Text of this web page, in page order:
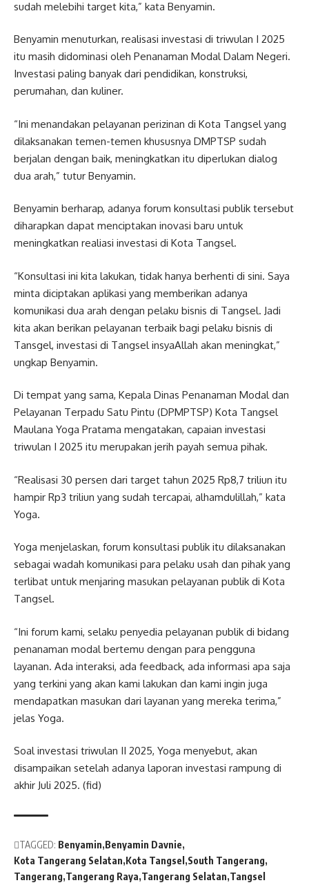
sudah melebihi target kita,” kata Benyamin.
Benyamin menuturkan, realisasi investasi di triwulan I 2025
itu masih didominasi oleh Penanaman Modal Dalam Negeri.
Investasi paling banyak dari pendidikan, konstruksi,
perumahan, dan kuliner.
“Ini menandakan pelayanan perizinan di Kota Tangsel yang
dilaksanakan temen-temen khususnya DMPTSP sudah
berjalan dengan baik, meningkatkan itu diperlukan dialog
dua arah,” tutur Benyamin.
Benyamin berharap, adanya forum konsultasi publik tersebut
diharapkan dapat menciptakan inovasi baru untuk
meningkatkan realiasi investasi di Kota Tangsel.
“Konsultasi ini kita lakukan, tidak hanya berhenti di sini. Saya
minta diciptakan aplikasi yang memberikan adanya
komunikasi dua arah dengan pelaku bisnis di Tangsel. Jadi
kita akan berikan pelayanan terbaik bagi pelaku bisnis di
Tansgel, investasi di Tangsel insyaAllah akan meningkat,”
ungkap Benyamin.
Di tempat yang sama, Kepala Dinas Penanaman Modal dan
Pelayanan Terpadu Satu Pintu (DPMPTSP) Kota Tangsel
Maulana Yoga Pratama mengatakan, capaian investasi
triwulan I 2025 itu merupakan jerih payah semua pihak.
“Realisasi 30 persen dari target tahun 2025 Rp8,7 triliun itu
hampir Rp3 triliun yang sudah tercapai, alhamdulillah,” kata
Yoga.
Yoga menjelaskan, forum konsultasi publik itu dilaksanakan
sebagai wadah komunikasi para pelaku usah dan pihak yang
terlibat untuk menjaring masukan pelayanan publik di Kota
Tangsel.
“Ini forum kami, selaku penyedia pelayanan publik di bidang
penanaman modal bertemu dengan para pengguna
layanan. Ada interaksi, ada feedback, ada informasi apa saja
yang terkini yang akan kami lakukan dan kami ingin juga
mendapatkan masukan dari layanan yang mereka terima,”
jelas Yoga.
Soal investasi triwulan II 2025, Yoga menyebut, akan
disampaikan setelah adanya laporan investasi rampung di
akhir Juli 2025. (fid)
TAGGED: Benyamin Benyamin Davnie
Kota Tangerang Selatan Kota Tangsel South Tangerang
Tangerang Tangerang Raya Tangerang Selatan Tangsel